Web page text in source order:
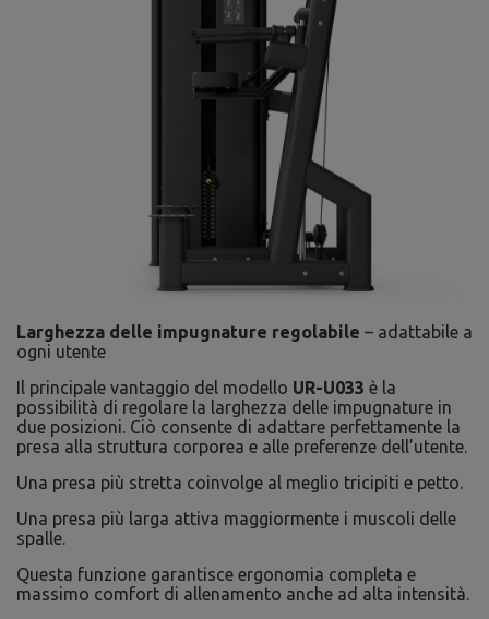
Larghezza delle impugnature regolabile – adattabile a
ogni utente
Il principale vantaggio del modello UR-U033 è la
possibilità di regolare la larghezza delle impugnature in
due posizioni. Ciò consente di adattare perfettamente la
presa alla struttura corporea e alle preferenze dell’utente.
Una presa più stretta coinvolge al meglio tricipiti e petto.
Una presa più larga attiva maggiormente i muscoli delle
spalle.
Questa funzione garantisce ergonomia completa e
massimo comfort di allenamento anche ad alta intensità.